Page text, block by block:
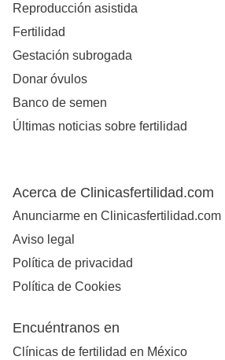
Reproducción asistida
Fertilidad
Gestación subrogada
Donar óvulos
Banco de semen
Últimas noticias sobre fertilidad
Acerca de Clinicasfertilidad.com
Anunciarme en Clinicasfertilidad.com
Aviso legal
Política de privacidad
Política de Cookies
Encuéntranos en
Clínicas de fertilidad en México